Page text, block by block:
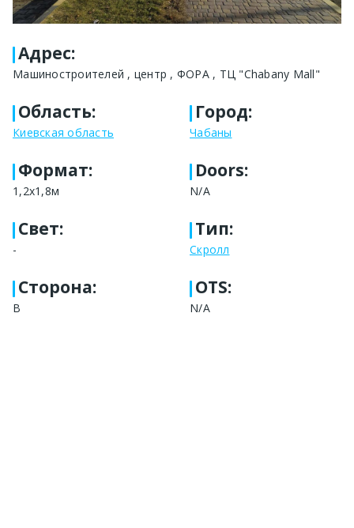
Адрес:
Машиностроителей , центр , ФОРА , ТЦ "Chabany Mall"
Область:
Киевская область
Город:
Чабаны
Формат:
1,2х1,8м
Doors:
N/A
Свет:
-
Тип:
Скролл
Сторона:
В
OTS:
N/A